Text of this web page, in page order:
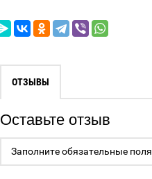
ОТЗЫВЫ
Оставьте отзыв
Заполните обязательные поля